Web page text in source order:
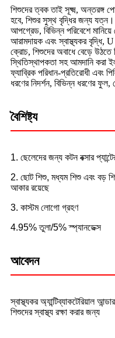
শিশুদের ত্বক তাই সূক্ষ্ম, অন্তরঙ্গ
হবে, শিশুর সুস্থ বৃদ্ধির জন্য যত্ন।
আপগ্রেড, বিভিন্ন পরিবেশে
আরামদায়ক এবং স্বাস্থ্যকর
ক্রোচ, শিশুদের অবাধে বেড়ে
স্থিতিস্থাপকতা সহ আমদানি করা
ফ্যাব্রিক পরিধান-প্রতিরোধী এবং
ধরণের নিদর্শন, বিভিন্ন ধরণের
বৈশিষ্ট্য
1. ছেলেদের জন্য কটন বক্সার
2. ছোট শিশু, মধ্যম শিশু এবং বড়
আকার রয়েছে
3. কাস্টম লোগো গ্রহণ
4.95% তুলা/5% স্প্যানডেক্স
আবেদন
স্বাস্থ্যকর অ্যান্টিব্যাকটেরিয়াল
শিশুদের স্বাস্থ্য রক্ষা করার জন্য